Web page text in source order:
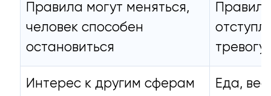
Правила могут меняться,
человек способен
остановиться
тревогу
Интерес к другим сферам
Еда,